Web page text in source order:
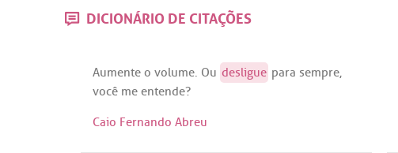
DICIONÁRIO DE CITAÇÕES
Aumente o volume. Ou desligue para sempre,
você me entende?
Caio Fernando Abreu